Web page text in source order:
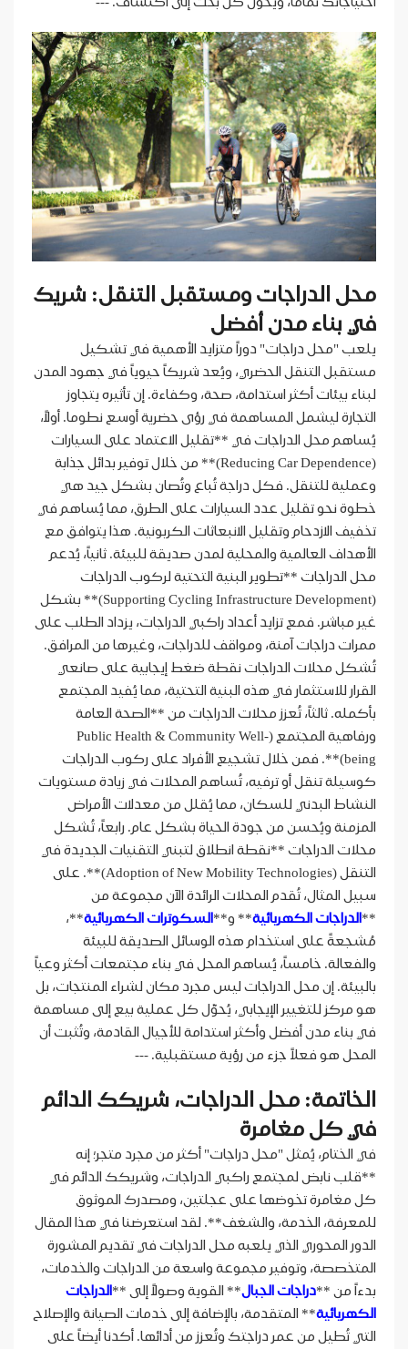
محل الدراجات ومستقبل التنقل: شريك
في بناء مدن أفضل
يلعب "محل دراجات" دوراً متزايد الأهمية في تشكيل
مستقبل التنقل الحضري، ويُعد شريكاً حيوياً في جهود المدن
لبناء بيئات أكثر استدامة، صحة، وكفاءة. إن تأثيره يتجاوز
التجارة ليشمل المساهمة في رؤى حضرية أوسع نطوما. أولاً،
يُساهم محل الدراجات في **تقليل الاعتماد على السيارات
(Reducing Car Dependence)** من خلال توفير بدائل جذابة
وعملية للتنقل. فكل دراجة تُباع وتُصان بشكل جيد هي
خطوة نحو تقليل عدد السيارات على الطرق، مما يُساهم في
تخفيف الازدحام وتقليل الانبعاثات الكربونية. هذا يتوافق مع
الأهداف العالمية والمحلية لمدن صديقة للبيئة. ثانياً، يُدعم
محل الدراجات **تطوير البنية التحتية لركوب الدراجات
(Supporting Cycling Infrastructure Development)** بشكل
غير مباشر. فمع تزايد أعداد راكبي الدراجات، يزداد الطلب على
ممرات دراجات آمنة، ومواقف للدراجات، وغيرها من المرافق.
تُشكل محلات الدراجات نقطة ضغط إيجابية على صانعي
القرار للاستثمار في هذه البنية التحتية، مما يُفيد المجتمع
بأكمله. ثالثاً، تُعزز محلات الدراجات من **الصحة العامة
ورفاهية المجتمع (Public Health & Community Well-
being)**. فمن خلال تشجيع الأفراد على ركوب الدراجات
كوسيلة تنقل أو ترفيه، تُساهم المحلات في زيادة مستويات
النشاط البدني للسكان، مما يُقلل من معدلات الأمراض
المزمنة ويُحسن من جودة الحياة بشكل عام. رابعاً، تُشكل
محلات الدراجات **نقطة انطلاق لتبني التقنيات الجديدة في
التنقل (Adoption of New Mobility Technologies)**. على
سبيل المثال، تُقدم المحلات الرائدة الآن مجموعة من
**الدراجات الكهربائية** و**السكوترات الكهربائية**،
مُشجعةً على استخدام هذه الوسائل الصديقة للبيئة
والفعالة. خامساً، يُساهم المحل في بناء مجتمعات أكثر وعياً
بالبيئة. إن محل الدراجات ليس مجرد مكان لشراء المنتجات، بل
هو مركز للتغيير الإيجابي، يُحوّل كل عملية بيع إلى مساهمة
في بناء مدن أفضل وأكثر استدامة للأجيال القادمة، وتُثبت أن
المحل هو فعلاً جزء من رؤية مستقبلية. ---
الخاتمة: محل الدراجات، شريكك الدائم
في كل مغامرة
في الختام، يُمثل "محل دراجات" أكثر من مجرد متجر؛ إنه
**قلب نابض لمجتمع راكبي الدراجات، وشريكك الدائم في
كل مغامرة تخوضها على عجلتين، ومصدرك الموثوق
للمعرفة، الخدمة، والشغف**. لقد استعرضنا في هذا المقال
الدور المحوري الذي يلعبه محل الدراجات في تقديم المشورة
المتخصصة، وتوفير مجموعة واسعة من الدراجات والخدمات،
بدءاً من **دراجات الجبال** القوية وصولاً إلى **الدراجات
الكهربائية** المتقدمة، بالإضافة إلى خدمات الصيانة والإصلاح
التي تُطيل من عمر دراجتك وتُعزز من أدائها. أكدنا أيضاً على